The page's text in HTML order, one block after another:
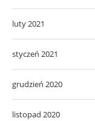
luty 2021
styczeń 2021
grudzień 2020
listopad 2020